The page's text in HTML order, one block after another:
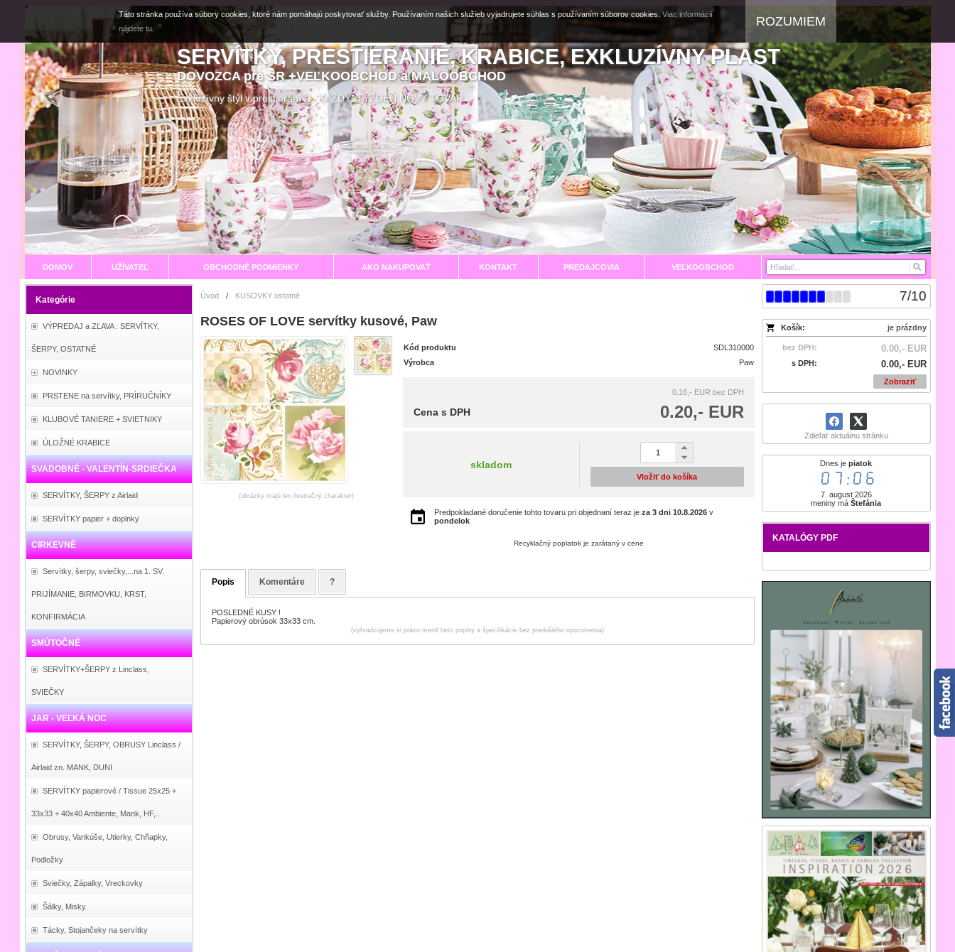
SERVÍTKY, PRESTIERANIE, KRABICE, EXKLUZÍVNY PLAST
DOVOZCA pre SR +VEĽKOOBCHOD a MALOOBCHOD
Exkluzívny štýl v prestieraní KAŽDÝ TÝŽDEŇ NOVÝ TOVAR
DOMOV UŽÍVATEĽ OBCHODNÉ PODMIENKY AKO NAKUPOVAŤ KONTAKT PREDAJCOVIA VEĽKOOBCHOD
Kategórie
VÝPREDAJ a ZĽAVA : SERVÍTKY,
ŠERPY, OSTATNÉ
NOVINKY
PRSTENE na servítky, PRÍRUČNÍKY
KLUBOVÉ TANIERE + SVIETNIKY
ÚLOŽNÉ KRABICE
SVADOBNÉ - VALENTÍN-SRDIEČKA
SERVÍTKY, ŠERPY z Airlaid
SERVÍTKY papier + doplnky
CIRKEVNÉ
Servítky, šerpy, sviečky,...na 1. SV.
PRIJÍMANIE, BIRMOVKU, KRST,
KONFIRMÁCIA
SMÚTOČNÉ
SERVÍTKY+ŠERPY z Linclass,
SVIEČKY
JAR - VEĽKÁ NOC
SERVÍTKY, ŠERPY, OBRUSY Linclass /
Airlaid zn. MANK, DUNI
SERVÍTKY papierové / Tissue 25x25 +
33x33 + 40x40 Ambiente, Mank, HF,..
Obrusy, Vankúše, Utierky, Chňapky,
Podložky
Sviečky, Zápalky, Vreckovky
Šálky, Misky
Tácky, Stojančeky na servítky
7/10
Košík: je prázdny
bez DPH: 0.00,- EUR
s DPH: 0.00,- EUR
Zobraziť
Zdieľať aktuálnu stránku
Dnes jepiatok
07:06
7. august 2026
meniny máŠtefánia
KATALÓGY PDF
Úvod / KUSOVKY ostatné
ROSES OF LOVE servítky kusové, Paw
(obrázky majú len ilustračný charakter)
Kód produktu
SDL310000
Výrobca
Paw
0.16,- EUR bez DPH
0.20,- EUR
Cena s DPH
skladom
Vložiť do košíka
Predpokladané doručenie tohto tovaru pri objednaní teraz je za 3 dni 10.8.2026v
pondelok
Recyklačný poplatok je zarátaný v cene
Popis Komentáre ?
POSLEDNÉ KUSY !
Papierový obrúsok 33x33 cm.
(vyhradzujeme si právo meniť tieto popisy a špecifikácie bez predošlého upozornenia)
Táto stránka používa súbory cookies, ktoré nám pomáhajú poskytovať služby. Používaním našich služieb vyjadrujete súhlas s používaním súborov cookies. Viac informácií
nájdete tu.
ROZUMIEM